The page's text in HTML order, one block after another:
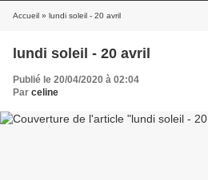
Accueil » lundi soleil - 20 avril
lundi soleil - 20 avril
Publié le 20/04/2020 à 02:04
Par celine